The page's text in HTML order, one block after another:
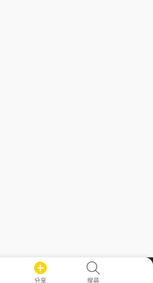
職場透明化運動
分享 搜尋